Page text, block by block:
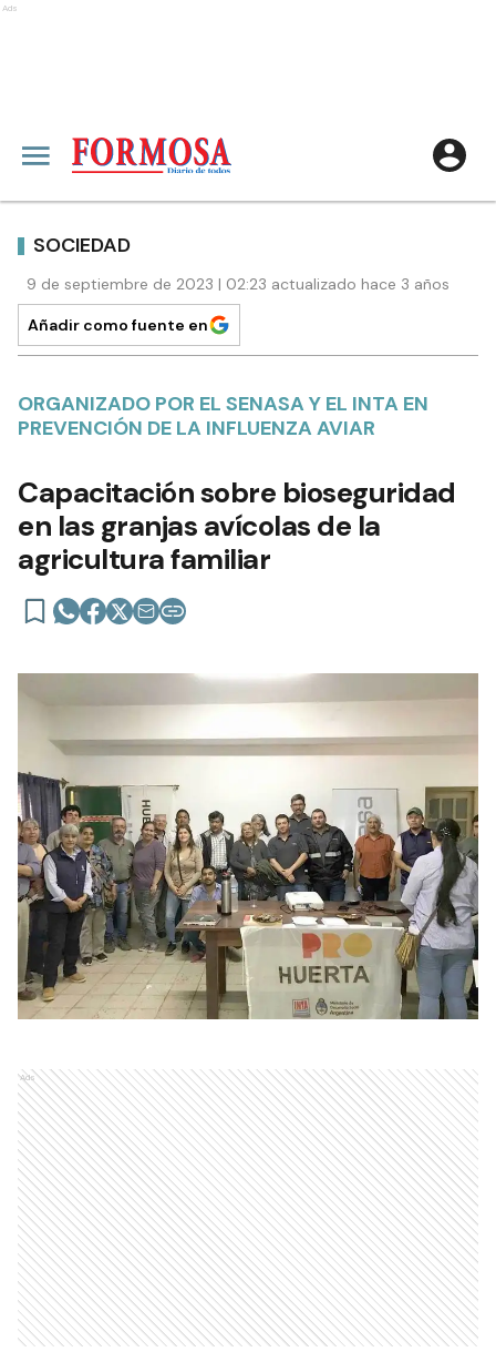
Ads
SOCIEDAD
9 de septiembre de 2023 | 02:23 actualizado hace 3 años
Añadir como fuente en
ORGANIZADO POR EL SENASA Y EL INTA EN
PREVENCIÓN DE LA INFLUENZA AVIAR
Capacitación sobre bioseguridad
en las granjas avícolas de la
agricultura familiar
Ads